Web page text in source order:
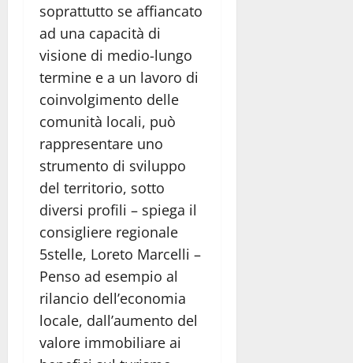
soprattutto se affiancato
ad una capacità di
visione di medio-lungo
termine e a un lavoro di
coinvolgimento delle
comunità locali, può
rappresentare uno
strumento di sviluppo
del territorio, sotto
diversi profili – spiega il
consigliere regionale
5stelle, Loreto Marcelli –
Penso ad esempio al
rilancio dell’economia
locale, dall’aumento del
valore immobiliare ai